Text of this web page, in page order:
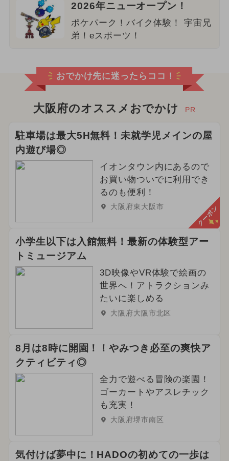
2026年ニューオープン！
ポケパーク！バイク体験！ 宇宙兄
弟！eスポーツ！
おでかけ先に迷ったらココ！
大阪府のオススメおでかけ PR
駐車場は最大5H無料！未就学児メインの屋
内遊び場◎
イオンタウン内にあるので
お買い物ついでに利用でき
るのも便利！
大阪府東大阪市 クーポン
小学生以下は入館無料！最新の体験型アー
トミュージアム
3D映像やVR体験で絵画の
世界へ！アトラクションみ
たいに楽しめる
大阪府大阪市北区
8月は8時に開園！！やみつき必至の爽快ア
クティビティ◎
全力で遊べる冒険の楽園！
ゴーカートやアスレチック
も充実！
大阪府堺市南区
気付けば夢中に！HADOの初めての一歩は